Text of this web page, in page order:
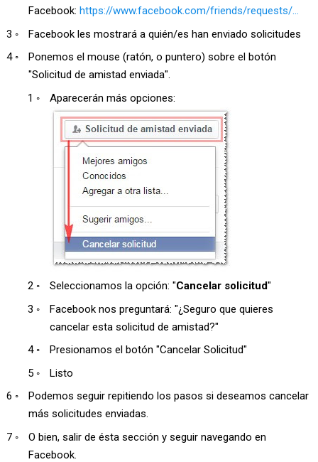
Facebook: https://www.facebook.com/friends/requests/...
Facebook les mostrará a quién/es han enviado solicitudes
Ponemos el mouse (ratón, o puntero) sobre el botón
"Solicitud de amistad enviada".
Aparecerán más opciones:
Seleccionamos la opción: "Cancelar solicitud"
Facebook nos preguntará: "¿Seguro que quieres
cancelar esta solicitud de amistad?"
Presionamos el botón "Cancelar Solicitud"
Listo
Podemos seguir repitiendo los pasos si deseamos cancelar
más solicitudes enviadas.
O bien, salir de ésta sección y seguir navegando en
Facebook.